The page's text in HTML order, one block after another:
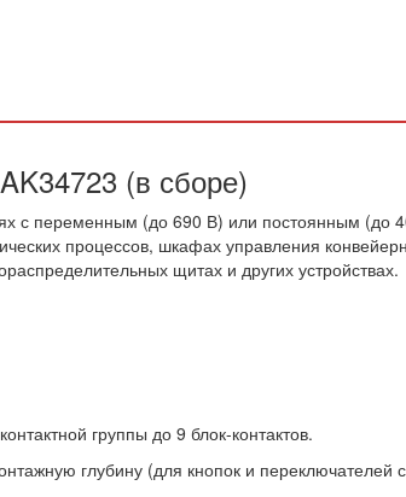
(в сборе)
с переменным (до 690 В) или постоянным (до
процессов, шкафах управления
щитах и других устройствах.
группы до 9 блок-контактов.
глубину (для кнопок и переключателей